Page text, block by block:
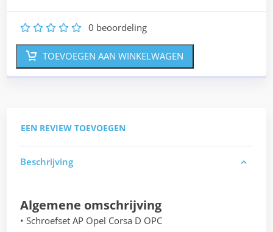
5
4
3
2 0 beoordeling
TOEVOEGEN AAN WINKELWAGEN
EEN REVIEW TOEVOEGEN
Beschrijving
Algemene omschrijving
• Schroefset AP Opel Corsa D OPC